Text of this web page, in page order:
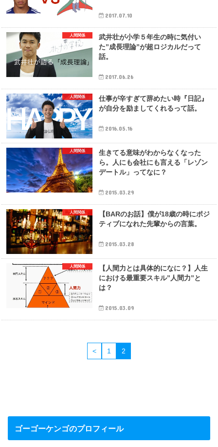
2017.07.10
人間関係
武井壮が小学５年生の時に気付い
た”成長理論”が超ロジカルだって
話。
2017.06.26
人間関係
仕事が辛すぎて辞めたい時『日記』
が自分を励ましてくれるって話。
2016.05.16
人間関係
生きてる意味がわからなくなった
ら。人にも会社にも言える「レゾン
デートル」ってなに？
2015.03.29
人間関係
【BARのお話】僕が18歳の時にポジ
ティブになれた先輩からの言葉。
2015.03.28
人間関係
【人間力とは具体的になに？】人生
における最重要スキル”人間力”と
は？
2015.03.09
< 1 2
ゴーゴーケンゴのプロフィール